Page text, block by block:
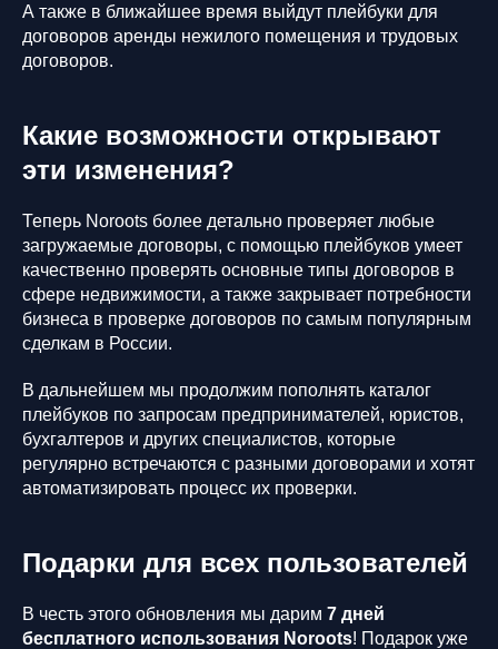
А также в ближайшее время выйдут плейбуки для
договоров аренды нежилого помещения и трудовых
договоров.
Какие возможности открывают
эти изменения?
Теперь Noroots более детально проверяет любые
загружаемые договоры, с помощью плейбуков умеет
качественно проверять основные типы договоров в
сфере недвижимости, а также закрывает потребности
бизнеса в проверке договоров по самым популярным
сделкам в России.
В дальнейшем мы продолжим пополнять каталог
плейбуков по запросам предпринимателей, юристов,
бухгалтеров и других специалистов, которые
регулярно встречаются с разными договорами и хотят
автоматизировать процесс их проверки.
Подарки для всех пользователей
В честь этого обновления мы дарим 7 дней
бесплатного использования Noroots! Подарок уже